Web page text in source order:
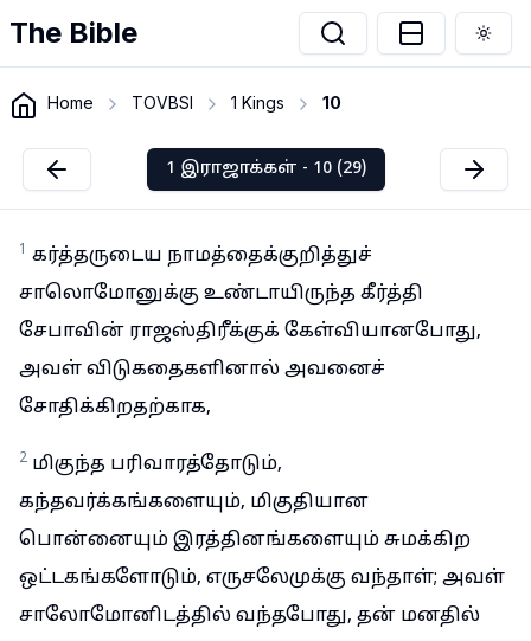
The Bible
Home TOVBSI 1 Kings 10
1 இராஜாக்கள் - 10 (29)
1 கர்த்தருடைய நாமத்தைக்குறித்துச்
சாலொமோனுக்கு உண்டாயிருந்த கீர்த்தி
சேபாவின் ராஜஸ்திரீக்குக் கேள்வியானபோது,
அவள் விடுகதைகளினால் அவனைச்
சோதிக்கிறதற்காக,
2 மிகுந்த பரிவாரத்தோடும்,
கந்தவர்க்கங்களையும், மிகுதியான
பொன்னையும் இரத்தினங்களையும் சுமக்கிற
ஒட்டகங்களோடும், எருசலேமுக்கு வந்தாள்; அவள்
சாலோமோனிடத்தில் வந்தபோது, தன் மனதில்